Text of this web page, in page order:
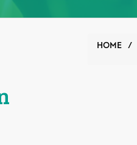
HOME /